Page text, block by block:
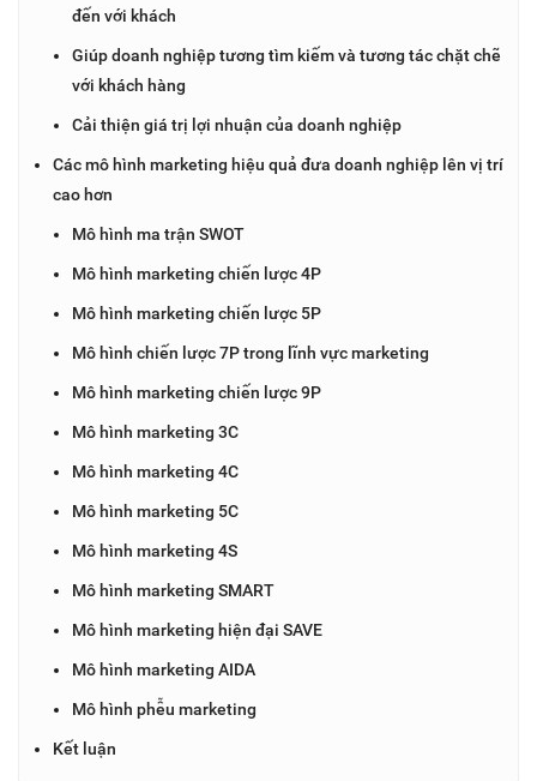
đến với khách
Giúp doanh nghiệp tương tìm kiếm và tương tác chặt chẽ
với khách hàng
Cải thiện giá trị lợi nhuận của doanh nghiệp
Các mô hình marketing hiệu quả đưa doanh nghiệp lên vị trí
cao hơn
Mô hình ma trận SWOT
Mô hình marketing chiến lược 4P
Mô hình marketing chiến lược 5P
Mô hình chiến lược 7P trong lĩnh vực marketing
Mô hình marketing chiến lược 9P
Mô hình marketing 3C
Mô hình marketing 4C
Mô hình marketing 5C
Mô hình marketing 4S
Mô hình marketing SMART
Mô hình marketing hiện đại SAVE
Mô hình marketing AIDA
Mô hình phễu marketing
Kết luận